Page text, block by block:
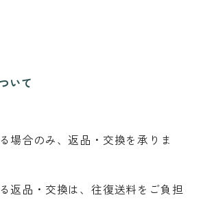
いて
場合のみ、返品・交換を承りま
返品・交換は、往復送料をご負担